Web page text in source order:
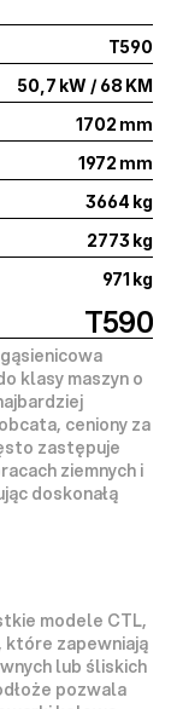
T590
50,7 kW / 68 KM
1702 mm
1972 mm
3664 kg
2773 kg
971 kg
T590
klasy maszyn o
zastępuje
ziemnych i
doskonałą
modele CTL,
lub śliskich
pozwala